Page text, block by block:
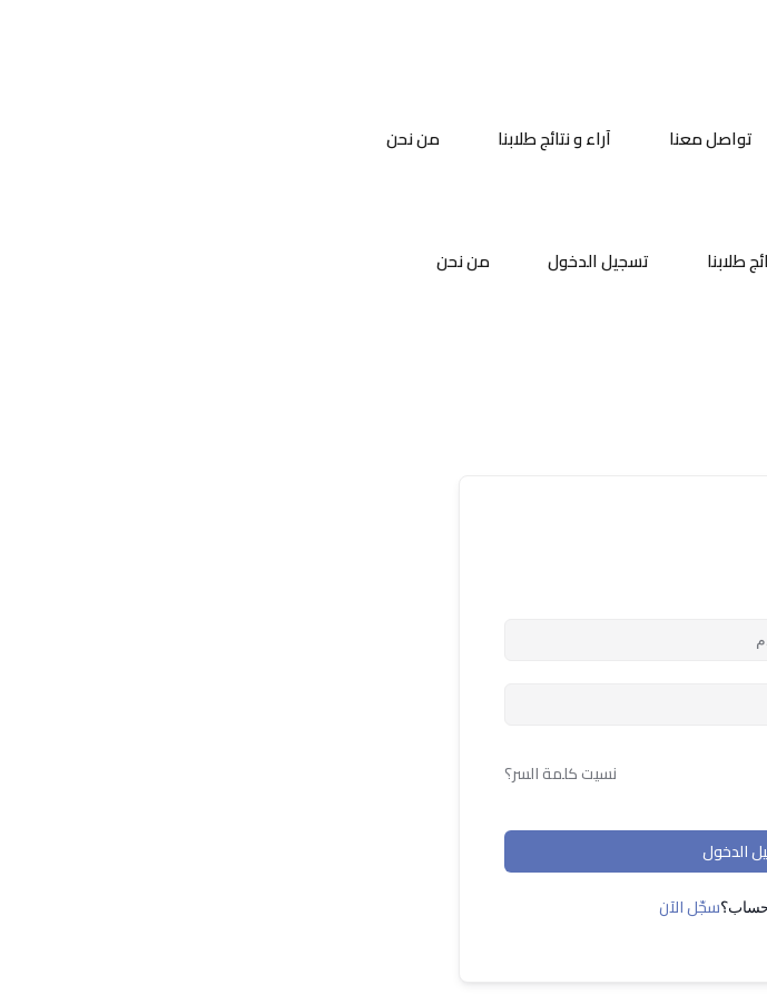
تواصل معنا آراء و نتائج طلابنا من نحن
طلابنا تسجيل الدخول من نحن
نسيت كلمة السر؟
الدخول
سجّل الآن
الدخول